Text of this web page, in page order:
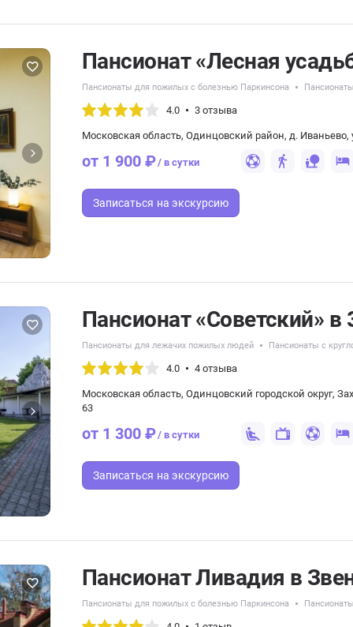
Пансионат «Лесная
Пансионаты для пожилых с болезнью Паркинсона
4.0 3 отзыва
Московская область, Одинцовский район, д. Иваньево,
от 1 900 ₽/ в сутки
Записаться на экскурсию
Пансионат «Советский» в
Пансионаты для лежачих пожилых людей Пансионаты с
4.0 4 отзыва
Московская область, Одинцовский городской округ,
63
от 1 300 ₽/ в сутки
Записаться на экскурсию
Пансионат Ливадия в
Пансионаты для пожилых с болезнью Паркинсона